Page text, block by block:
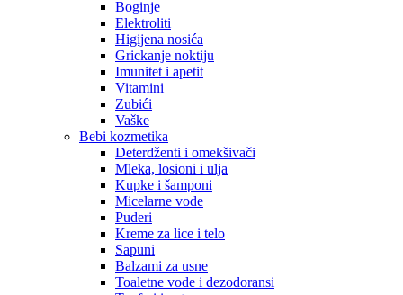
Boginje
Elektroliti
Higijena nosića
Grickanje noktiju
Imunitet i apetit
Vitamini
Zubići
Vaške
Bebi kozmetika
Deterdženti i omekšivači
Mleka, losioni i ulja
Kupke i šamponi
Micelarne vode
Puderi
Kreme za lice i telo
Sapuni
Balzami za usne
Toaletne vode i dezodoransi